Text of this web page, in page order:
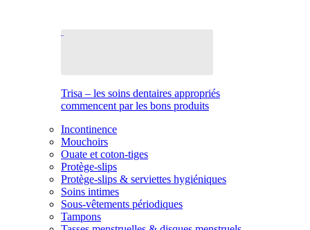
Trisa – les soins dentaires appropriés
commencent par les bons produits
Incontinence
Mouchoirs
Ouate et coton-tiges
Protège-slips
Protège-slips & serviettes hygiéniques
Soins intimes
Sous-vêtements périodiques
Tampons